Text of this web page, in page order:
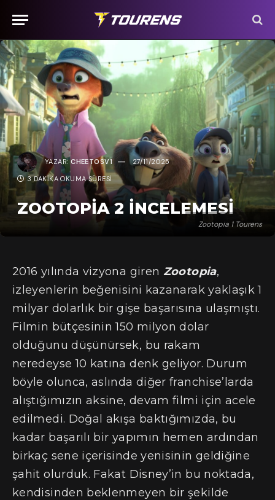
Zootopia 1 Tourens
YAZAR: CHEETOSV1 27/11/2025
3 DAKIKA OKUMA SÜRESI
ZOOTOPIA 2 İNCELEMESI
2016 yılında vizyona giren Zootopia,
izleyenlerin beğenisini kazanarak yaklaşık 1
milyar dolarlık bir gişe başarısına ulaşmıştı.
Filmin bütçesinin 150 milyon dolar
olduğunu düşünürsek, bu rakam
neredeyse 10 katına denk geliyor. Durum
böyle olunca, aslında diğer franchise’larda
alıştığımızın aksine, devam filmi için acele
edilmedi. Doğal akışa baktığımızda, bu
kadar başarılı bir yapımın hemen ardından
birkaç sene içerisinde yenisinin geldiğine
şahit olurduk. Fakat Disney’in bu noktada,
kendisinden beklenmeyen bir şekilde